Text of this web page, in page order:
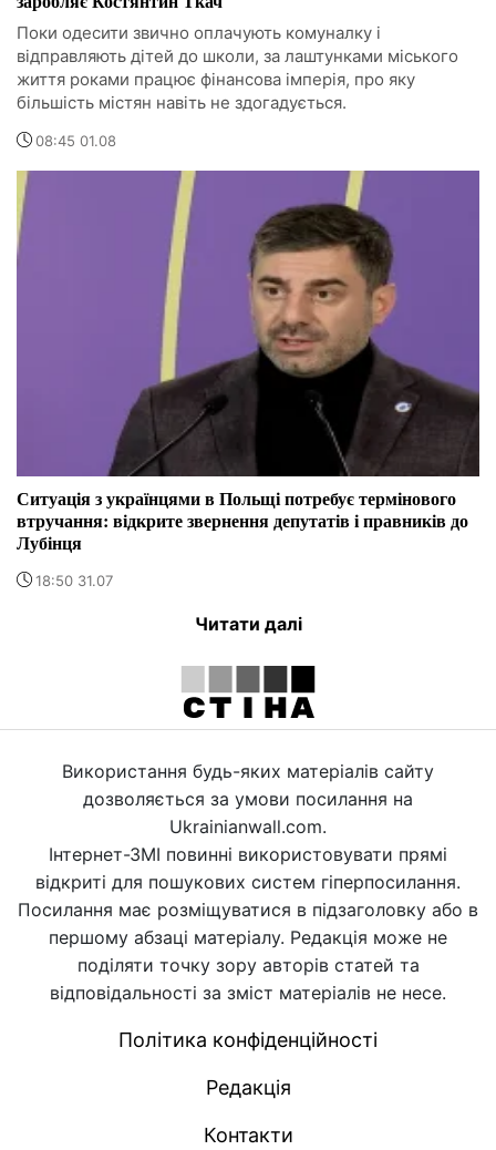
Поки одесити звично оплачують комуналку і
відправляють дітей до школи, за лаштунками міського
життя роками працює фінансова імперія, про яку
більшість містян навіть не здогадується.
08:45 01.08
Ситуація з українцями в Польщі потребує термінового
втручання: відкрите звернення депутатів і правників до
Лубінця
18:50 31.07
Читати далі
Використання будь-яких матеріалів сайту
дозволяється за умови посилання на
Ukrainianwall.com.
Інтернет-ЗМІ повинні використовувати прямі
відкриті для пошукових систем гіперпосилання.
Посилання має розміщуватися в підзаголовку або в
першому абзаці матеріалу. Редакція може не
поділяти точку зору авторів статей та
відповідальності за зміст матеріалів не несе.
Політика конфіденційності
Редакція
Контакти